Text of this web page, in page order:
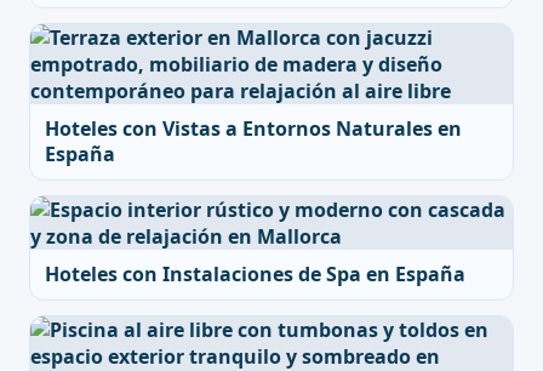
Hoteles con Vistas a Entornos Naturales en
España
Hoteles con Instalaciones de Spa en España